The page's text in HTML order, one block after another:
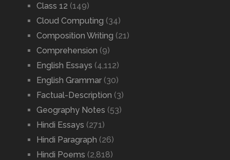
Class 12 (149)
Cloud Computing (34)
Composition Writing (21)
Comprehension (9)
English Essays (4,112)
English Grammar(30)
Factual-Description (3)
Geography Notes (53)
Hindi Essays (271)
Hindi Paragraph (26)
Hindi Poems (2,818)